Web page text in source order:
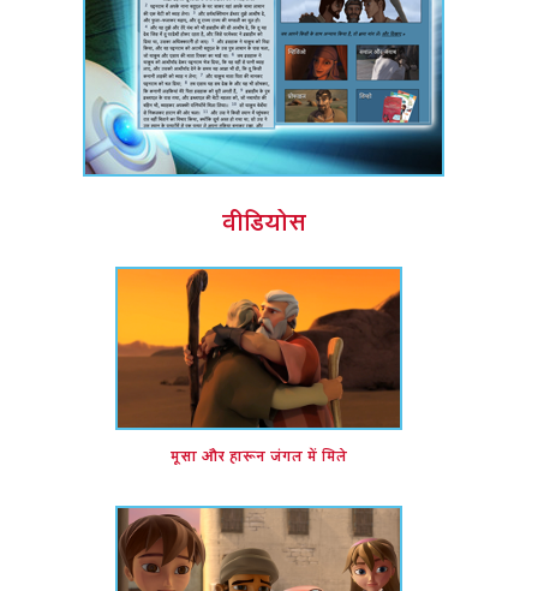
वीडियोस
मूसा और हारून जंगल में मिले